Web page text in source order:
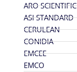
ARO SCIENTIFIC
ASI STANDARD
CERULEAN
CONIDIA
EMCEE
EMCO